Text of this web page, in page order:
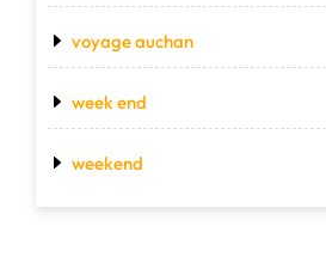
voyage auchan
week end
weekend